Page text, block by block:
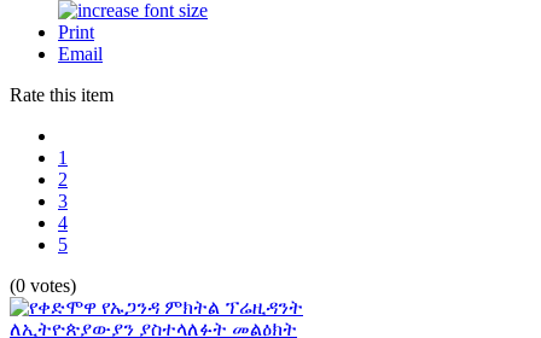
Print
Email
Rate this item
1
2
3
4
5
(0 votes)